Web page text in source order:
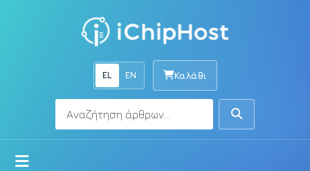
EL EN Καλάθι
Αναζήτηση
Αναζήτηση